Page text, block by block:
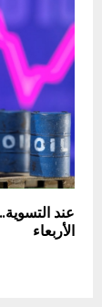
عند
الأربعاء